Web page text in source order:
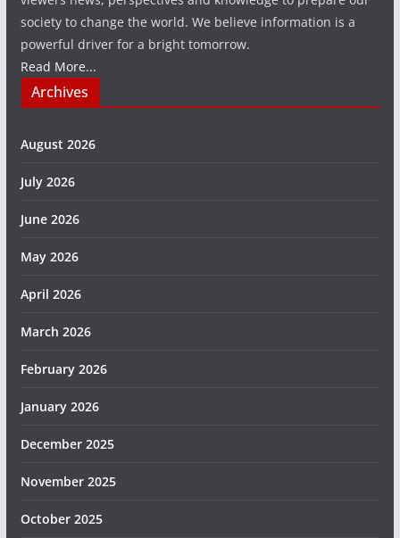
society to change the world. We believe information is a
powerful driver for a bright tomorrow.
Read More...
Archives
August 2026
July 2026
June 2026
May 2026
April 2026
March 2026
February 2026
January 2026
December 2025
November 2025
October 2025